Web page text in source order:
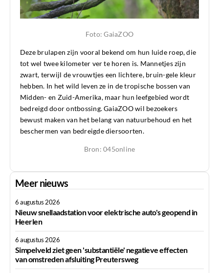
Foto: GaiaZOO
Deze brulapen zijn vooral bekend om hun luide roep, die
tot wel twee kilometer ver te horen is. Mannetjes zijn
zwart, terwijl de vrouwtjes een lichtere, bruin-gele kleur
hebben. In het wild leven ze in de tropische bossen van
Midden- en Zuid-Amerika, maar hun leefgebied wordt
bedreigd door ontbossing. GaiaZOO wil bezoekers
bewust maken van het belang van natuurbehoud en het
beschermen van bedreigde diersoorten.
Bron: 045online
Meer nieuws
6 augustus 2026
Nieuw snellaadstation voor elektrische auto's geopend in
Heerlen
6 augustus 2026
Simpelveld ziet geen 'substantiële' negatieve effecten
van omstreden afsluiting Preutersweg